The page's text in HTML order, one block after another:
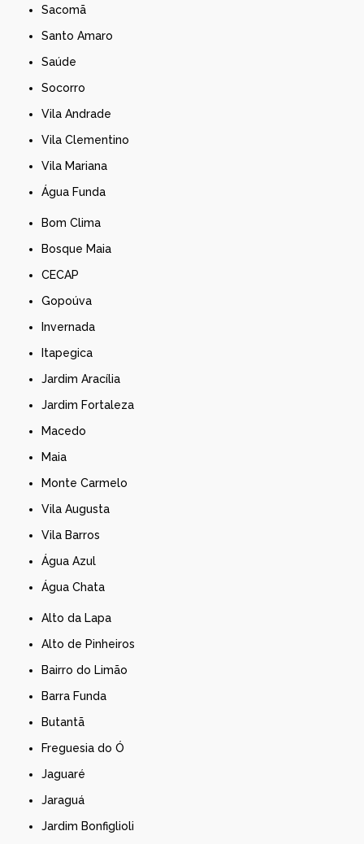
Sacomã
Santo Amaro
Saúde
Socorro
Vila Andrade
Vila Clementino
Vila Mariana
Água Funda
Bom Clima
Bosque Maia
CECAP
Gopoúva
Invernada
Itapegica
Jardim Aracília
Jardim Fortaleza
Macedo
Maia
Monte Carmelo
Vila Augusta
Vila Barros
Água Azul
Água Chata
Alto da Lapa
Alto de Pinheiros
Bairro do Limão
Barra Funda
Butantã
Freguesia do Ó
Jaguaré
Jaraguá
Jardim Bonfiglioli